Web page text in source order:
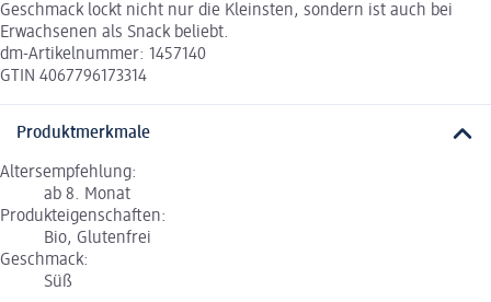
Geschmack lockt nicht nur die Kleinsten, sondern ist auch bei
Erwachsenen als Snack beliebt.
dm-Artikelnummer: 1457140
GTIN 4067796173314
Produktmerkmale
Altersempfehlung:
ab 8. Monat
Produkteigenschaften:
Bio, Glutenfrei
Geschmack:
Süß